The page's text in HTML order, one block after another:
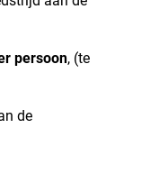
persoon, (te
de